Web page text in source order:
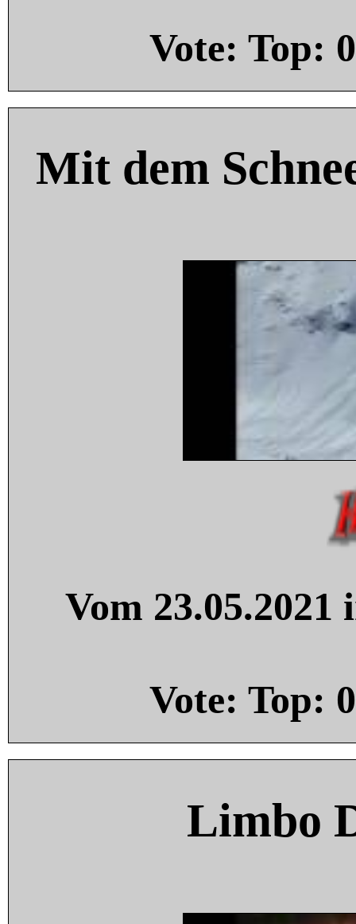
Vote: Top: 0
Mit dem
Vom
Vote: Top: 0
Limbo